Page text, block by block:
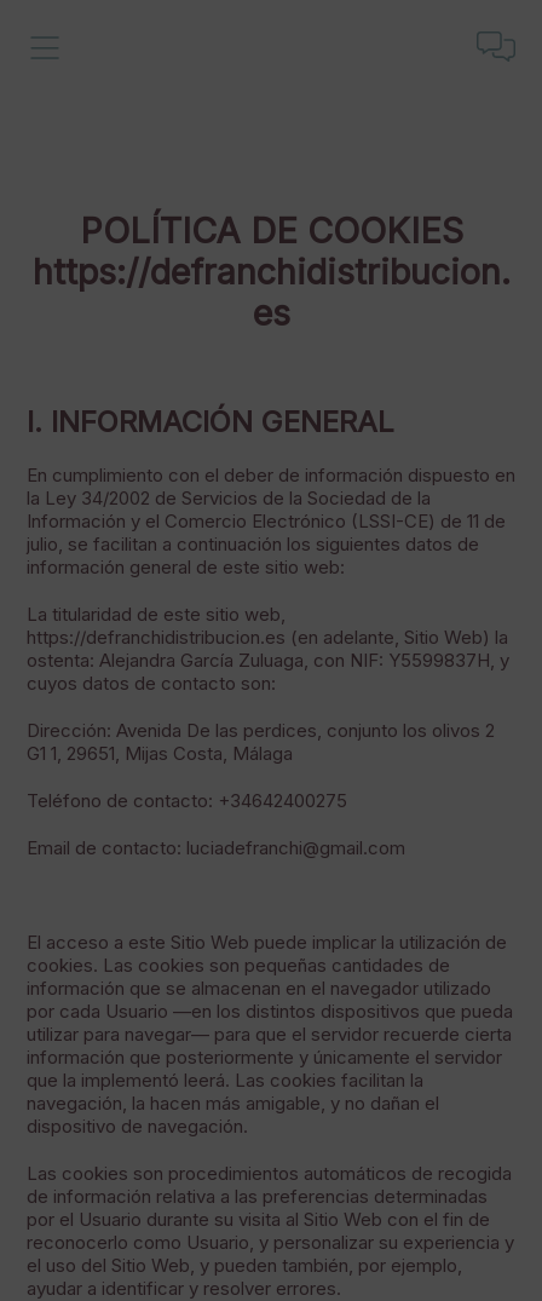
POLÍTICA DE COOKIES
https://defranchidistribucion.
es
I. INFORMACIÓN GENERAL
En cumplimiento con el deber de información dispuesto en
la Ley 34/2002 de Servicios de la Sociedad de la
Información y el Comercio Electrónico (LSSI-CE) de 11 de
julio, se facilitan a continuación los siguientes datos de
información general de este sitio web:
La titularidad de este sitio web,
https://defranchidistribucion.es (en adelante, Sitio Web) la
ostenta: Alejandra García Zuluaga, con NIF: Y5599837H, y
cuyos datos de contacto son:
Dirección: Avenida De las perdices, conjunto los olivos 2
G1 1, 29651, Mijas Costa, Málaga
Teléfono de contacto: +34642400275
Email de contacto: luciadefranchi@gmail.com
El acceso a este Sitio Web puede implicar la utilización de
cookies. Las cookies son pequeñas cantidades de
información que se almacenan en el navegador utilizado
por cada Usuario —en los distintos dispositivos que pueda
utilizar para navegar— para que el servidor recuerde cierta
información que posteriormente y únicamente el servidor
que la implementó leerá. Las cookies facilitan la
navegación, la hacen más amigable, y no dañan el
dispositivo de navegación.
Las cookies son procedimientos automáticos de recogida
de información relativa a las preferencias determinadas
por el Usuario durante su visita al Sitio Web con el fin de
reconocerlo como Usuario, y personalizar su experiencia y
el uso del Sitio Web, y pueden también, por ejemplo,
ayudar a identificar y resolver errores.